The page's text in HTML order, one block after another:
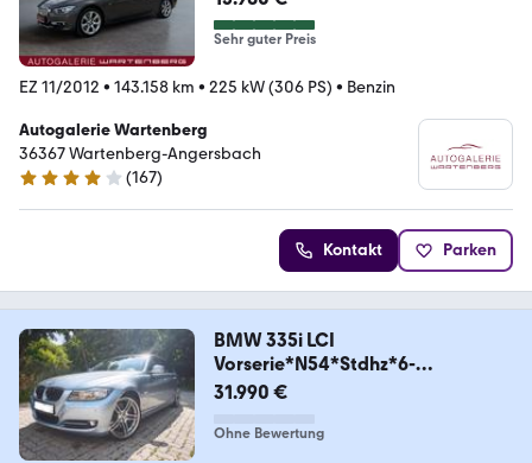
Sehr guter Preis
EZ 11/2012 • 143.158 km • 225 kW (306 PS) • Benzin
Autogalerie Wartenberg
36367 Wartenberg-Angersbach
4.2 Sterne
(167)
Kontakt Parken
BMW 335i LCI
Vorserie*N54*Stdhz*6-
G*SD*H&K*rar&voll*
31.990 €
Ohne Bewertung